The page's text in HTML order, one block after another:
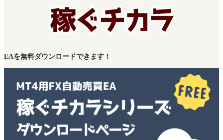
EAを無料ダウンロードできます！